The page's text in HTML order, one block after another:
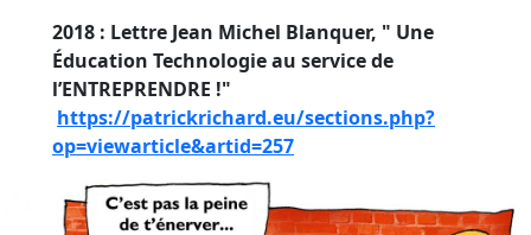
2018 : Lettre Jean Michel Blanquer, " Une
Éducation Technologie au service de
l’ENTREPRENDRE !"
https://patrickrichard.eu/sections.php?
op=viewarticle&artid=257